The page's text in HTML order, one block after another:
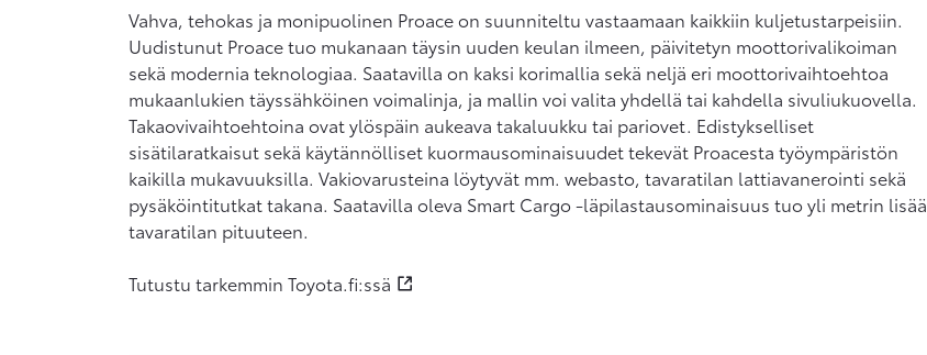
Vahva, tehokas ja monipuolinen Proace on suunniteltu vastaamaan kaikkiin kuljetustarpeisiin.
Uudistunut Proace tuo mukanaan täysin uuden keulan ilmeen, päivitetyn moottorivalikoiman
sekä modernia teknologiaa. Saatavilla on kaksi korimallia sekä neljä eri moottorivaihtoehtoa
mukaanlukien täyssähköinen voimalinja, ja mallin voi valita yhdellä tai kahdella sivuliukuovella.
Takaovivaihtoehtoina ovat ylöspäin aukeava takaluukku tai pariovet. Edistykselliset
sisätilaratkaisut sekä käytännölliset kuormausominaisuudet tekevät Proacesta työympäristön
kaikilla mukavuuksilla. Vakiovarusteina löytyvät mm. webasto, tavaratilan lattiavanerointi sekä
pysäköintitutkat takana. Saatavilla oleva Smart Cargo -läpilastausominaisuus tuo yli metrin lisää
tavaratilan pituuteen.
Tutustu tarkemmin Toyota.fi:ssä